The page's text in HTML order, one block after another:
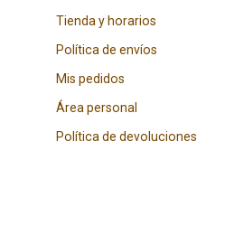
Tienda y horarios
Política de envíos
Mis pedidos
Área personal
Política de devoluciones